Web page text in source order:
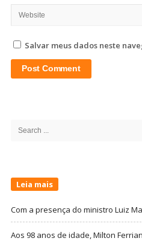
Salvar meus dados neste
Search
Leia mais
Com a presença do ministro Luiz
Aos 98 anos de idade, Milton